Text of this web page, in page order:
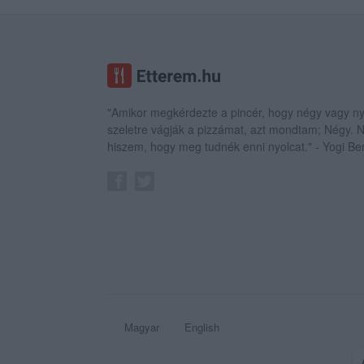
"Amikor megkérdezte a pincér, hogy négy vagy
szeletre vágják a pizzámat, azt mondtam; Négy.
hiszem, hogy meg tudnék enni nyolcat." - Yogi
Magyar English